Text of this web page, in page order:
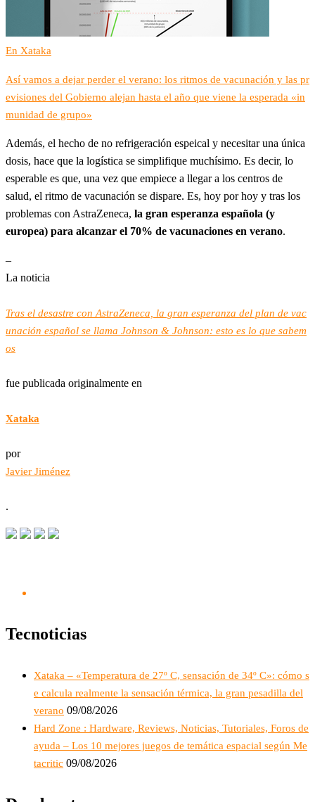
En Xataka
Así vamos a dejar perder el verano: los ritmos de vacunación y las pr
evisiones del Gobierno alejan hasta el año que viene la esperada «in
munidad de grupo»
Además, el hecho de no refrigeración espeical y necesitar una única
dosis, hace que la logística se simplifique muchísimo. Es decir, lo
esperable es que, una vez que empiece a llegar a los centros de
salud, el ritmo de vacunación se dispare. Es, hoy por hoy y tras los
problemas con AstraZeneca, la gran esperanza española (y
europea) para alcanzar el 70% de vacunaciones en verano.
–
La noticia
Tras el desastre con AstraZeneca, la gran esperanza del plan de vac
unación español se llama Johnson & Johnson: esto es lo que sabem
os
fue publicada originalmente en
Xataka
por
Javier Jiménez
.
Tecnoticias
Xataka – «Temperatura de 27º C, sensación de 34º C»: cómo s
e calcula realmente la sensación térmica, la gran pesadilla del
verano 09/08/2026
Hard Zone : Hardware, Reviews, Noticias, Tutoriales, Foros de
ayuda – Los 10 mejores juegos de temática espacial según Me
tacritic 09/08/2026